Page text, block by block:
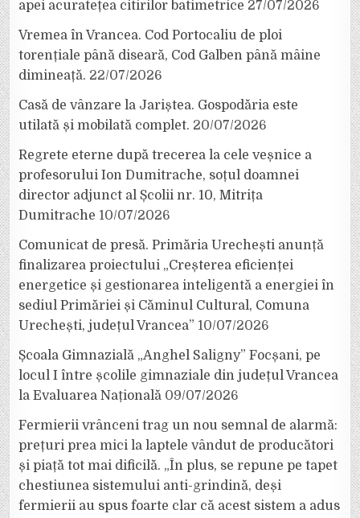
apei acuratețea citirilor batimetrice 27/07/2026
Vremea în Vrancea. Cod Portocaliu de ploi
torențiale până diseară, Cod Galben până mâine
dimineață. 22/07/2026
Casă de vânzare la Jariștea. Gospodăria este
utilată și mobilată complet. 20/07/2026
Regrete eterne după trecerea la cele veșnice a
profesorului Ion Dumitrache, soțul doamnei
director adjunct al Școlii nr. 10, Mitrița
Dumitrache 10/07/2026
Comunicat de presă. Primăria Urechești anunță
finalizarea proiectului „Creșterea eficienței
energetice și gestionarea inteligentă a energiei în
sediul Primăriei și Căminul Cultural, Comuna
Urechești, județul Vrancea” 10/07/2026
Școala Gimnazială „Anghel Saligny” Focșani, pe
locul I între școlile gimnaziale din județul Vrancea
la Evaluarea Națională 09/07/2026
Fermierii vrânceni trag un nou semnal de alarmă:
prețuri prea mici la laptele vândut de producători
și piață tot mai dificilă. „În plus, se repune pe tapet
chestiunea sistemului anti-grindină, deși
fermierii au spus foarte clar că acest sistem a adus